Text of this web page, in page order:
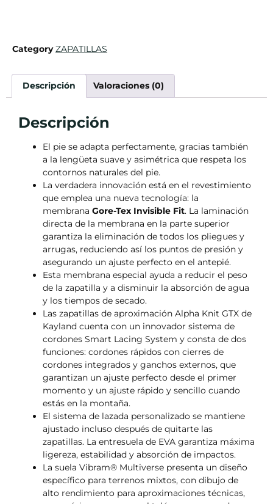
Category ZAPATILLAS
Descripción Valoraciones (0)
Descripción
El pie se adapta perfectamente, gracias también
a la lengüeta suave y asimétrica que respeta los
contornos naturales del pie.
La verdadera innovación está en el revestimiento
que emplea una nueva tecnología: la
membrana Gore-Tex Invisible Fit. La laminación
directa de la membrana en la parte superior
garantiza la eliminación de todos los pliegues y
arrugas, reduciendo así los puntos de presión y
asegurando un ajuste perfecto en el antepié.
Esta membrana especial ayuda a reducir el peso
de la zapatilla y a disminuir la absorción de agua
y los tiempos de secado.
Las zapatillas de aproximación Alpha Knit GTX de
Kayland cuenta con un innovador sistema de
cordones Smart Lacing System y consta de dos
funciones: cordones rápidos con cierres de
cordones integrados y ganchos externos, que
garantizan un ajuste perfecto desde el primer
momento y un ajuste rápido y sencillo cuando
estás en la montaña.
El sistema de lazada personalizado se mantiene
ajustado incluso después de quitarte las
zapatillas. La entresuela de EVA garantiza máxima
ligereza, estabilidad y absorción de impactos.
La suela Vibram® Multiverse presenta un diseño
específico para terrenos mixtos, con dibujo de
alto rendimiento para aproximaciones técnicas,